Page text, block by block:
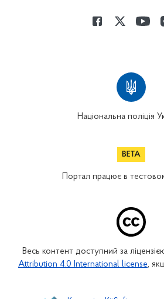
Національна поліція
Портал працює в
Весь контент доступний за
Attribution 4.0 International license,